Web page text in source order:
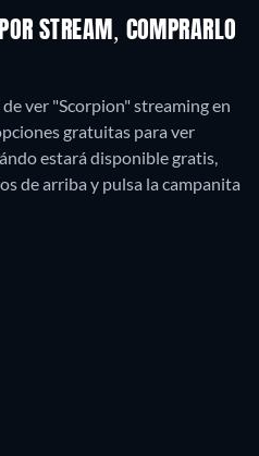
STREAM, COMPRARLO
ver "Scorpion" streaming en
gratuitas para ver
estará disponible gratis,
de arriba y pulsa la campanita